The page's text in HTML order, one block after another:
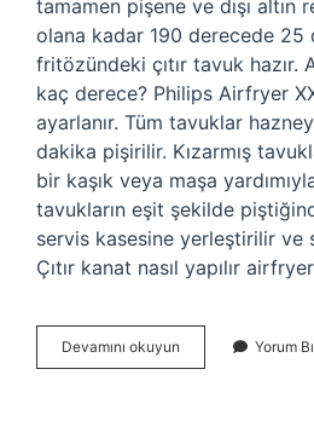
tamamen pişene ve dışı altın
olana kadar 190 derecede 25
fritözündeki çıtır tavuk hazır.
kaç derece? Philips Airfryer
ayarlanır. Tüm tavuklar
dakika pişirilir. Kızarmış
bir kaşık veya maşa
tavukların eşit şekilde
servis kasesine yerleştirilir ve
Çıtır kanat nasıl yapılır
Devamını okuyun
Tavuk
Yorum